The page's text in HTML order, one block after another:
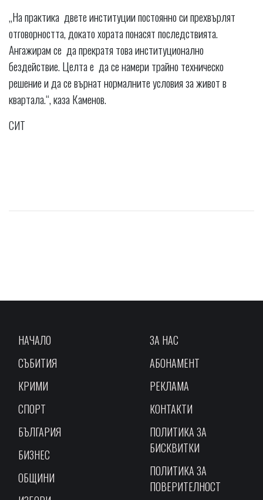
„На практика двете институции постоянно си прехвърлят
отговорността, докато хората понасят последствията.
Ангажирам се да прекратя това институционално
бездействие. Целта е да се намери трайно техническо
решение и да се върнат нормалните условия за живот в
квартала.“, каза Каменов.
СИТ
НАЧАЛО
СЪБИТИЯ
КРИМИ
СПОРТ
БЪЛГАРИЯ
БИЗНЕС
ОБЩИНИ
ЗА НАС
АБОНАМЕНТ
РЕКЛАМА
КОНТАКТИ
ПОЛИТИКА ЗА
БИСКВИТКИ
ПОЛИТИКА ЗА
ПОВЕРИТЕЛНОСТ